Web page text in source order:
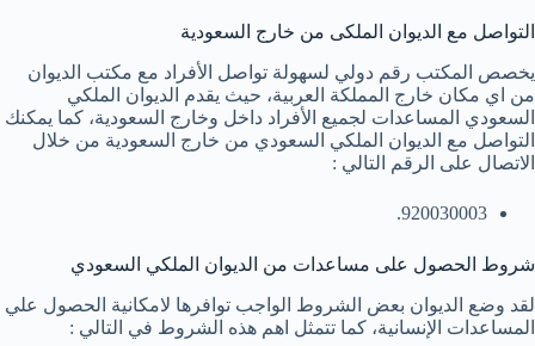
التواصل مع الديوان الملكى من خارج السعودية
يخصص المكتب رقم دولي لسهولة تواصل الأفراد مع مكتب الديوان
من اي مكان خارج المملكة العربية، حيث يقدم الديوان الملكي
السعودي المساعدات لجميع الأفراد داخل وخارج السعودية، كما يمكنك
التواصل مع الديوان الملكي السعودي من خارج السعودية من خلال
الاتصال على الرقم التالي :
920030003.
شروط الحصول على مساعدات من الديوان الملكي السعودي
لقد وضع الديوان بعض الشروط الواجب توافرها لامكانية الحصول علي
المساعدات الإنسانية، كما تتمثل اهم هذه الشروط في التالي :